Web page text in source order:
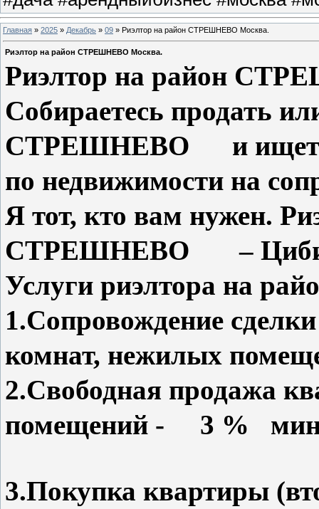
Главная » 2025 » Декабрь » 09 » Риэлтор на район СТРЕШНЕВО Москва.
Риэлтор на район СТРЕШНЕВО Москва.
Риэлтор на район
Собираетесь продать
СТРЕШНЕВО и ищете
по недвижимости на
Я тот, кто вам нужен.
СТРЕШНЕВО –
Услуги риэлтора
1.Сопровождение
комнат, нежилых
2.Свободная продажа
помещений - 3 %
3.Покупка квартиры